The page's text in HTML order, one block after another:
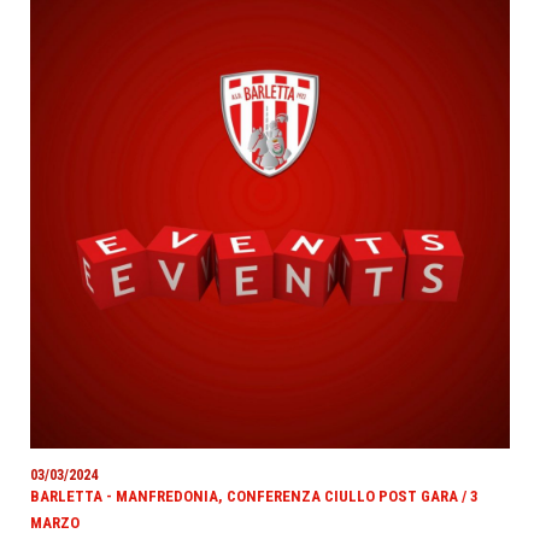
03/03/2024
BARLETTA - MANFREDONIA, CONFERENZA CIULLO POST GARA / 3
MARZO